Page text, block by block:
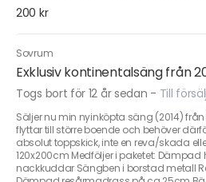
200 kr
Sovrum
Exklusiv kontinentalsäng från
Togs bort för 12 år sedan - Till
Säljer nu min nyinköpta säng (2014)
flyttar till större boende och behöver
absolut toppskick, inte en reva/skada
120x200cm Medföljer i paketet:
nackkuddar Sängben i borstad metall